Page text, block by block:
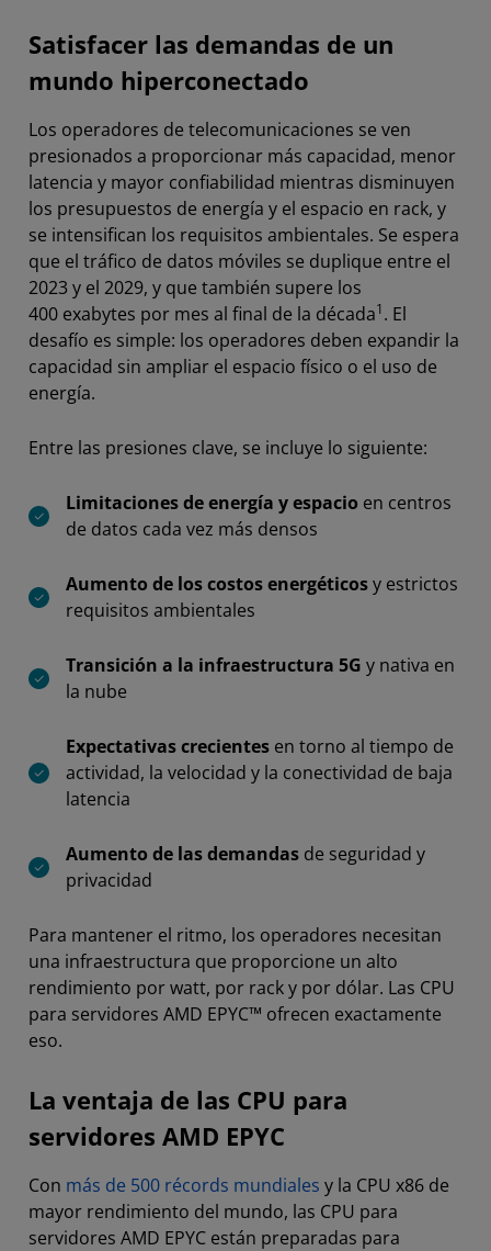
Satisfacer las demandas de un
mundo hiperconectado
Los operadores de telecomunicaciones se ven
presionados a proporcionar más capacidad, menor
latencia y mayor confiabilidad mientras disminuyen
los presupuestos de energía y el espacio en rack, y
se intensifican los requisitos ambientales. Se espera
que el tráfico de datos móviles se duplique entre el
2023 y el 2029, y que también supere los
400 exabytes por mes al final de la década1. El
desafío es simple: los operadores deben expandir la
capacidad sin ampliar el espacio físico o el uso de
energía.
Entre las presiones clave, se incluye lo siguiente:
Limitaciones de energía y espacio en centros
de datos cada vez más densos
Aumento de los costos energéticosy estrictos
requisitos ambientales
Transición a la infraestructura 5G y nativa en
la nube
Expectativas crecientes en torno al tiempo de
actividad, la velocidad y la conectividad de baja
latencia
Aumento de las demandas de seguridad y
privacidad
Para mantener el ritmo, los operadores necesitan
una infraestructura que proporcione un alto
rendimiento por watt, por rack y por dólar. Las CPU
para servidores AMD EPYC™ ofrecen exactamente
eso.
La ventaja de las CPU para
servidores AMD EPYC
Con más de 500 récords mundiales y la CPU x86 de
mayor rendimiento del mundo, las CPU para
servidores AMD EPYC están preparadas para